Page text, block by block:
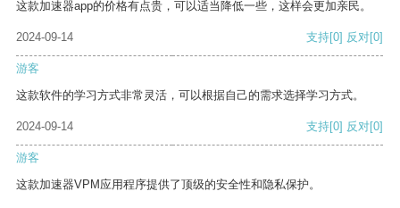
这款加速器app的价格有点贵，可以适当降低一些，这样会更加亲民。
2024-09-14 支持[0] 反对[0]
游客
这款软件的学习方式非常灵活，可以根据自己的需求选择学习方式。
2024-09-14 支持[0] 反对[0]
游客
这款加速器VPM应用程序提供了顶级的安全性和隐私保护。